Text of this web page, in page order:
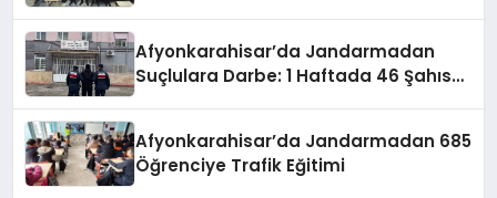
Afyonkarahisar’da Jandarmadan
Suçlulara Darbe: 1 Haftada 46 Şahıs
Afyonkarahisar’da Jandarmadan 685
Öğrenciye Trafik Eğitimi